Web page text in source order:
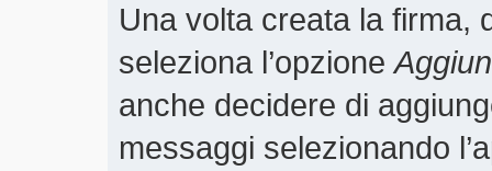
Una volta creata la firma,
seleziona l’opzione
anche decidere di
messaggi selezionando